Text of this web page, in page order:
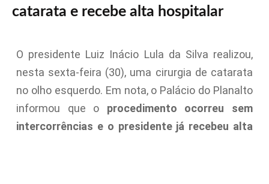
catarata e recebe alta hospitalar
O presidente Luiz Inácio Lula da Silva realizou,
nesta sexta-feira (30), uma cirurgia de catarata
no olho esquerdo. Em nota, o Palácio do Planalto
informou que o procedimento ocorreu sem
intercorrências e o presidente já recebeu alta